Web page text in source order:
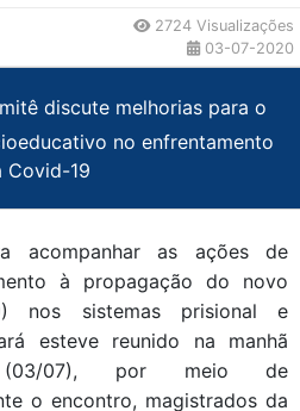
2724 Visualizações
03-07-2020
discute melhorias para o
no enfrentamento
Covid-19
acompanhar as ações de
à propagação do novo
nos sistemas prisional e
esteve reunido na manhã
(03/07), por meio de
o encontro, magistrados da